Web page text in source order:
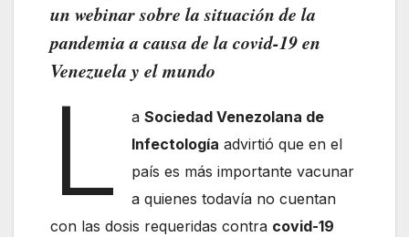
un webinar sobre la situación de la
pandemia a causa de la covid-19 en
Venezuela y el mundo
L aSociedad Venezolana de
Infectología advirtió que en el
país es más importante vacunar
a quienes todavía no cuentan
con las dosis requeridas contra covid-19